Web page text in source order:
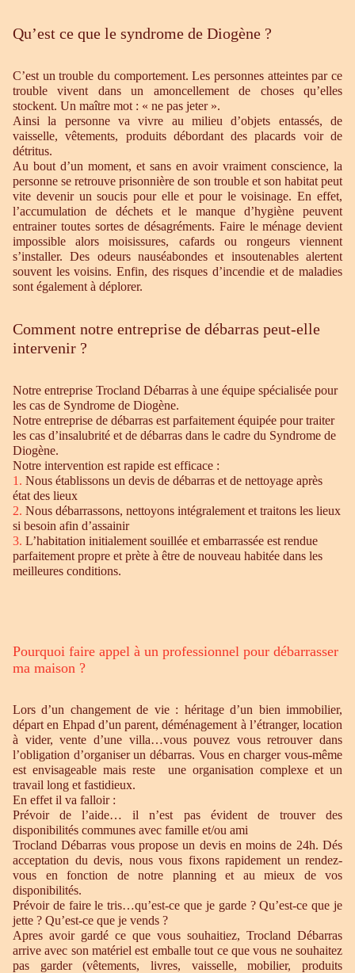
Qu’est ce que le syndrome de Diogène ?
C’est un trouble du comportement. Les personnes atteintes par ce
trouble vivent dans un amoncellement de choses qu’elles
stockent. Un maître mot : « ne pas jeter ».
Ainsi la personne va vivre au milieu d’objets entassés, de
vaisselle, vêtements, produits débordant des placards voir de
détritus.
Au bout d’un moment, et sans en avoir vraiment conscience, la
personne se retrouve prisonnière de son trouble et son habitat peut
vite devenir un soucis pour elle et pour le voisinage. En effet,
l’accumulation de déchets et le manque d’hygiène peuvent
entrainer toutes sortes de désagréments. Faire le ménage devient
impossible alors moisissures, cafards ou rongeurs viennent
s’installer. Des odeurs nauséabondes et insoutenables alertent
souvent les voisins. Enfin, des risques d’incendie et de maladies
sont également à déplorer.
Comment notre entreprise de débarras peut-elle
intervenir ?
Notre entreprise Trocland Débarras à une équipe spécialisée pour
les cas de Syndrome de Diogène.
Notre entreprise de débarras est parfaitement équipée pour traiter
les cas d’insalubrité et de débarras dans le cadre du Syndrome de
Diogène.
Notre intervention est rapide est efficace :
1. Nous établissons un devis de débarras et de nettoyage après
état des lieux
2. Nous débarrassons, nettoyons intégralement et traitons les lieux
si besoin afin d’assainir
3. L’habitation initialement souillée et embarrassée est rendue
parfaitement propre et prète à être de nouveau habitée dans les
meilleures conditions.
Pourquoi faire appel à un professionnel pour débarrasser
ma maison ?
Lors d’un changement de vie : héritage d’un bien immobilier,
départ en Ehpad d’un parent, déménagement à l’étranger, location
à vider, vente d’une villa…vous pouvez vous retrouver dans
l’obligation d’organiser un débarras. Vous en charger vous-même
est envisageable mais reste une organisation complexe et un
travail long et fastidieux.
En effet il va falloir :
Prévoir de l’aide… il n’est pas évident de trouver des
disponibilités communes avec famille et/ou ami
Trocland Débarras vous propose un devis en moins de 24h. Dés
acceptation du devis, nous vous fixons rapidement un rendez-
vous en fonction de notre planning et au mieux de vos
disponibilités.
Prévoir de faire le tris…qu’est-ce que je garde ? Qu’est-ce que je
jette ? Qu’est-ce que je vends ?
Apres avoir gardé ce que vous souhaitiez, Trocland Débarras
arrive avec son matériel est emballe tout ce que vous ne souhaitez
pas garder (vêtements, livres, vaisselle, mobilier, produits